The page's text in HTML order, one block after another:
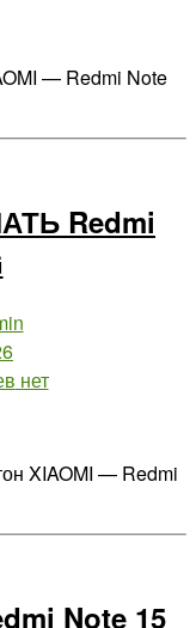
причин
купить
Note
4G
— Redmi Note
Redmi
к
ПРИЧИН
НЕ
Redmi
нет
XIAOMI — Redmi
Note 15